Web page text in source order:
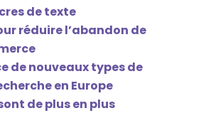
de texte
réduire l’abandon de
de nouveaux types de
en Europe
de plus en plus